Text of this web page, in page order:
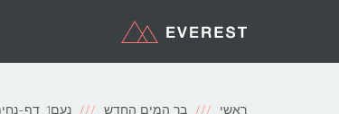
ראשי בר המים החדש נעם1_דף-נחיתה